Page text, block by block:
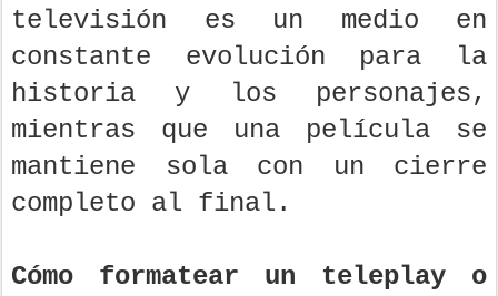
televisión es un medio en
constante evolución para la
historia y los personajes,
mientras que una película se
mantiene sola con un cierre
completo al final.
Cómo formatear un teleplay o